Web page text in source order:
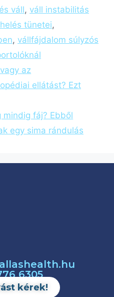
váll, váll instabilitás
tünetei,
, vállfájdalom súlyzós
az
ellátást? Ezt
mindig fáj? Ebből
egy sima rándulás
6305
kérek!